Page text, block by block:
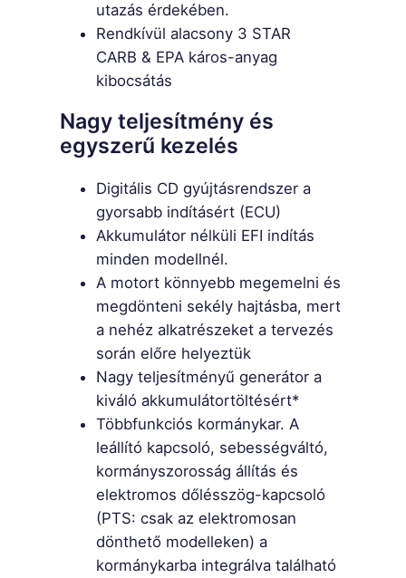
utazás érdekében.
Rendkívül alacsony 3 STAR
CARB & EPA káros-anyag
kibocsátás
Nagy teljesítmény és
egyszerű kezelés
Digitális CD gyújtásrendszer a
gyorsabb indításért (ECU)
Akkumulátor nélküli EFI indítás
minden modellnél.
A motort könnyebb megemelni és
megdönteni sekély hajtásba, mert
a nehéz alkatrészeket a tervezés
során előre helyeztük
Nagy teljesítményű generátor a
kiváló akkumulátortöltésért*
Többfunkciós kormánykar. A
leállító kapcsoló, sebességváltó,
kormányszorosság állítás és
elektromos dőlésszög-kapcsoló
(PTS: csak az elektromosan
dönthető modelleken) a
kormánykarba integrálva található